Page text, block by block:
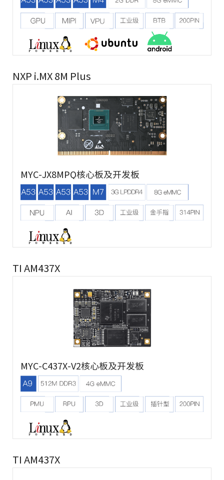
NXP i.MX 8M Plus
MYC-JX8MPQ核心板及开发板
TI AM437X
MYC-C437X-V2核心板及开发板
TI AM437X